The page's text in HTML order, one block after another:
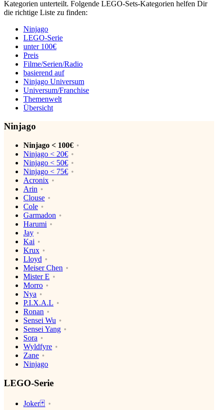
Kategorien unterteilt. Folgende LEGO-Sets-Kategorien helfen Dir
die richtige Liste zu finden:
Ninjago
LEGO-Serie
unter 100€
Preis
Filme/Serien/Radio
basierend auf
Ninjago Universum
Universum/Franchise
Themenwelt
Übersicht
Ninjago
Ninjago < 100€
Ninjago < 20€
Ninjago < 50€
Ninjago < 75€
Acronix
Arin
Clouse
Cole
Garmadon
Harumi
Jay
Kai
Krux
Lloyd
Meiser Chen
Mister E
Morro
Nya
P.I.X.A.L
Ronan
Sensei Wu
Sensei Yang
Sora
Wyldfyre
Zane
Ninjago
LEGO-Serie
Joker🃏